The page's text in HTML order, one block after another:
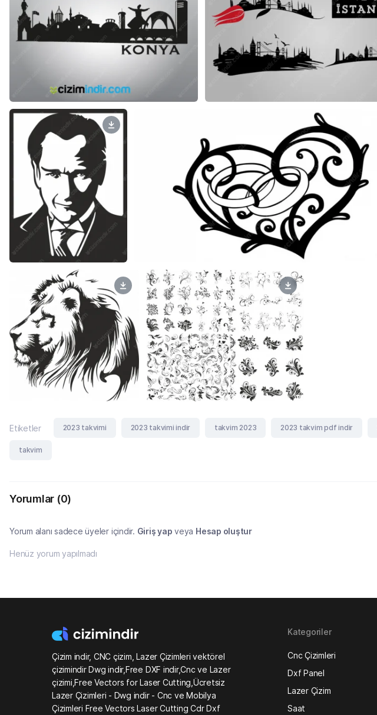
Etiketler 2023 takvimi 2023 takvimi indir takvim 2023 2023 takvim pdf indir
takvim
Yorumlar (0)
Yorum alanı sadece üyeler içindir. Giriş yap veya Hesap oluştur
Henüz yorum yapılmadı
Çizim indir, CNC çizim, Lazer Çizimleri vektörel
çizimindir Dwg indir,Free DXF indir,Cnc ve Lazer
çizimi,Free Vectors for Laser Cutting,Ücretsiz
Lazer Çizimleri - Dwg indir - Cnc ve Mobilya
Çizimleri Free Vectors Laser Cutting Cdr Dxf
Kategoriler
Cnc Çizimleri
Dxf Panel
Lazer Çizim
Saat